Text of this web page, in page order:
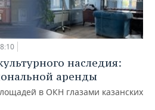
наследия:
аренды
в ОКН глазами казанских